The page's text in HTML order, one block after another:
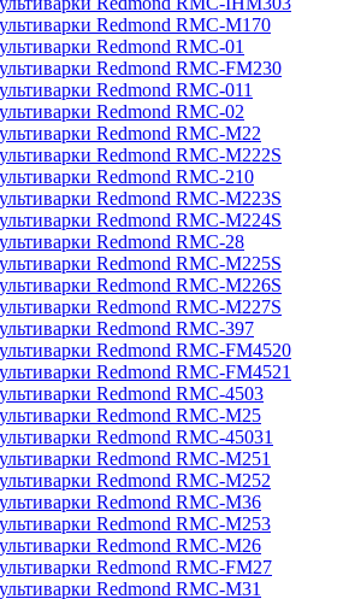
Redmond RMC-M170
Redmond RMC-01
Redmond RMC-FM230
Redmond RMC-011
Redmond RMC-02
Redmond RMC-M22
Redmond RMC-M222S
Redmond RMC-210
Redmond RMC-M223S
Redmond RMC-M224S
Redmond RMC-28
Redmond RMC-M225S
Redmond RMC-M226S
Redmond RMC-M227S
Redmond RMC-397
Redmond RMC-FM4520
Redmond RMC-FM4521
Redmond RMC-4503
Redmond RMC-M25
Redmond RMC-45031
Redmond RMC-M251
Redmond RMC-M252
Redmond RMC-M36
Redmond RMC-M253
Redmond RMC-M26
Redmond RMC-FM27
Redmond RMC-M31